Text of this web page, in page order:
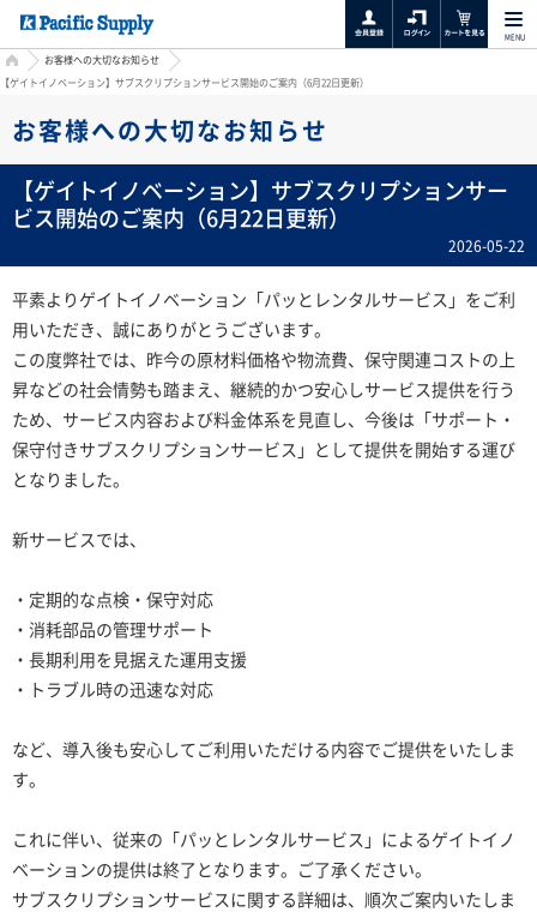
MENU
HOMEお客様への大切なお知らせ
【ゲイトイノベーション】サブスクリプションサービス開始のご案内（6月22日更新）
お客様への大切なお知らせ
【ゲイトイノベーション】サブスクリプションサー
ビス開始のご案内（6月22日更新）
2026-05-22
平素よりゲイトイノベーション「パッとレンタルサービス」をご利
用いただき、誠にありがとうございます。
この度弊社では、昨今の原材料価格や物流費、保守関連コストの上
昇などの社会情勢も踏まえ、継続的かつ安心しサービス提供を行う
ため、サービス内容および料金体系を見直し、今後は「サポート・
保守付きサブスクリプションサービス」として提供を開始する運び
となりました。
新サービスでは、
・定期的な点検・保守対応
・消耗部品の管理サポート
・長期利用を見据えた運用支援
・トラブル時の迅速な対応
など、導入後も安心してご利用いただける内容でご提供をいたしま
す。
これに伴い、従来の「パッとレンタルサービス」によるゲイトイノ
ベーションの提供は終了となります。ご了承ください。
サブスクリプションサービスに関する詳細は、順次ご案内いたしま